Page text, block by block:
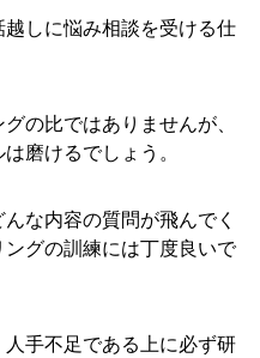
しに悩み相談を受ける仕
の比ではありませんが、
磨けるでしょう。
な内容の質問が飛んでく
グの訓練には丁度良いで
手不足である上に必ず研